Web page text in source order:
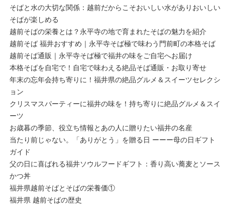
そばと水の大切な関係：越前だからこそおいしい水がありおいしい
そばが楽しめる
越前そばの栄養とは？永平寺の地で育まれたそばの魅力を紹介
越前そば 福井おすすめ｜永平寺そば極で味わう門前町の本格そば
越前そば通販｜永平寺そば極で福井の味をご自宅へお届け
本格そばを自宅で！自宅で味わえる絶品そば通販・お取り寄せ
年末の忘年会持ち寄りに！福井県の絶品グルメ＆スイーツセレクシ
ョン
クリスマスパーティーに福井の味を！持ち寄りに絶品グルメ＆スイ
ーツ
お歳暮の季節、役立ち情報とあの人に贈りたい福井の名産
当たり前じゃない。「ありがとう」を贈る日 ーーー母の日ギフト
ガイド
父の日に喜ばれる福井ソウルフードギフト：香り高い蕎麦とソース
かつ丼
福井県越前そばとそばの栄養価①
福井県 越前そばの歴史